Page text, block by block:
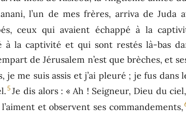
l’un de mes frères, arriva de Juda
ceux qui avaient échappé à la
la captivité et qui sont restés là-bas
de Jérusalem n’est que brèches, et
je me suis assis et j’ai pleuré ; je fus
5 Je dis alors : « Ah ! Seigneur, Dieu du
et observent ses commandements,